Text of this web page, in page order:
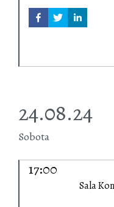
24.08.24
Sobota
17:00
Sala